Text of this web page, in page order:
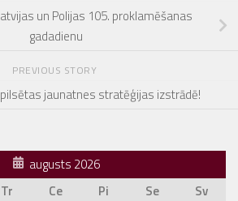
un Polijas 105. proklamēšanas
gadadienu
PREVIOUS STORY
jaunatnes stratēģijas izstrādē!
augusts 2026
Tr Ce Pi Se
Sv